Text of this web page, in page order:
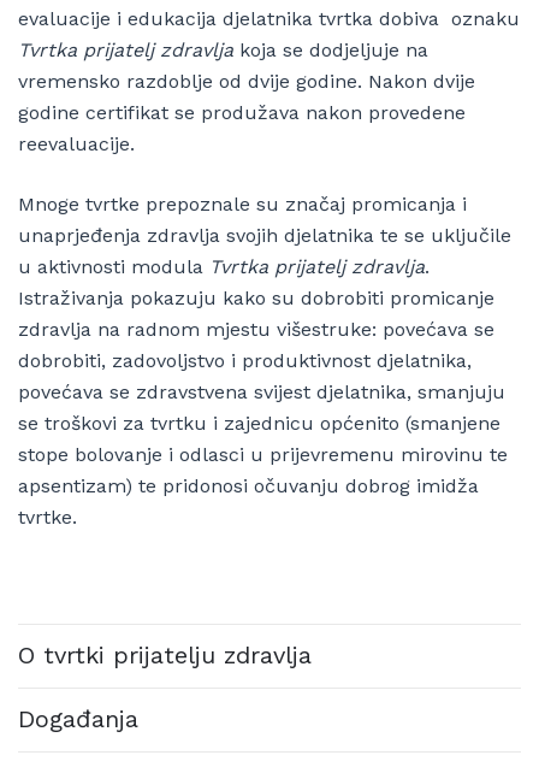
O tvrtki prijatelju zdravlja
Događanja
evaluacije i edukacija djelatnika tvrtka dobiva oznaku
Tvrtka prijatelj zdravlja koja se dodjeljuje na
vremensko razdoblje od dvije godine. Nakon dvije
godine certifikat se produžava nakon provedene
reevaluacije.
Mnoge tvrtke prepoznale su značaj promicanja i
unaprjeđenja zdravlja svojih djelatnika te se uključile
u aktivnosti modula Tvrtka prijatelj zdravlja.
Istraživanja pokazuju kako su dobrobiti promicanje
zdravlja na radnom mjestu višestruke: povećava se
dobrobiti, zadovoljstvo i produktivnost djelatnika,
povećava se zdravstvena svijest djelatnika, smanjuju
se troškovi za tvrtku i zajednicu općenito (smanjene
stope bolovanje i odlasci u prijevremenu mirovinu te
apsentizam) te pridonosi očuvanju dobrog imidža
tvrtke.